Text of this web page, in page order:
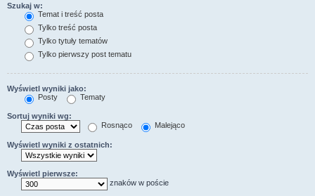
Szukaj w:
Temat i treść posta
Tylko treść posta
Tylko tytuły tematów
Tylko pierwszy post tematu
Wyświetl wyniki jako:
Posty
Tematy
Sortuj wyniki wg:
Rosnąco
Malejąco
Wyświetl wyniki z ostatnich:
Wyświetl pierwsze:
znaków w poście